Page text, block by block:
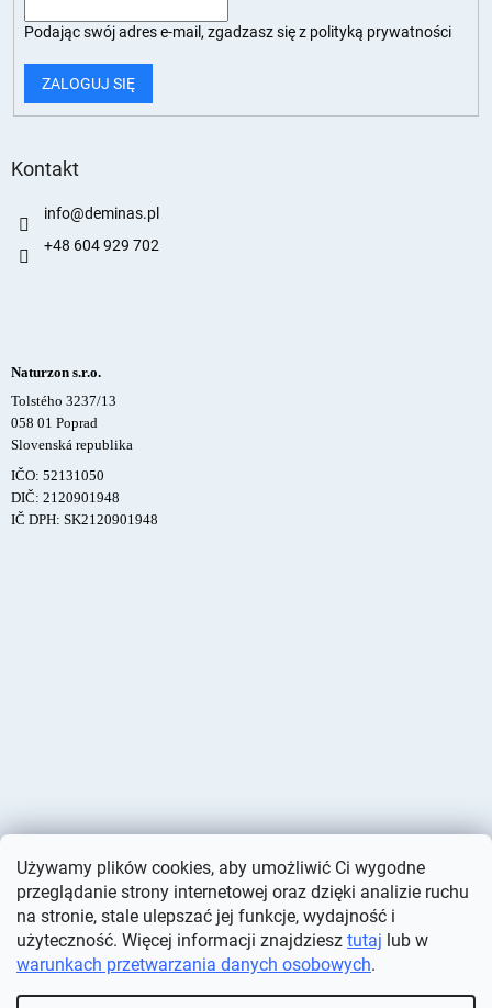
Używamy plików cookies, aby umożliwić Ci wygodne
przeglądanie strony internetowej oraz dzięki analizie ruchu
na stronie, stale ulepszać jej funkcje, wydajność i
użyteczność. Więcej informacji znajdziesz tutaj lub w
warunkach przetwarzania danych osobowych.
Podając swój adres e-mail, zgadzasz się z polityką prywatności
ZALOGUJ SIĘ
Kontakt
info@deminas.pl
+48 604 929 702
Naturzon s.r.o.
Tolstého 3237/13
058 01 Poprad
Slovenská republika
IČO: 52131050
DIČ: 2120901948
IČ DPH: SK2120901948